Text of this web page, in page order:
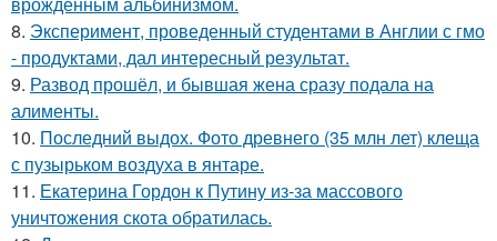
8. Эксперимент, проведенный студентами в Англии с гмо
- продуктами, дал интересный результат.
9. Развод прошёл, и бывшая жена сразу подала на
алименты.
10. Последний выдох. Фото древнего (35 млн лет) клеща
с пузырьком воздуха в янтаре.
11. Екатерина Гордон к Путину из-за массового
уничтожения скота обратилась.